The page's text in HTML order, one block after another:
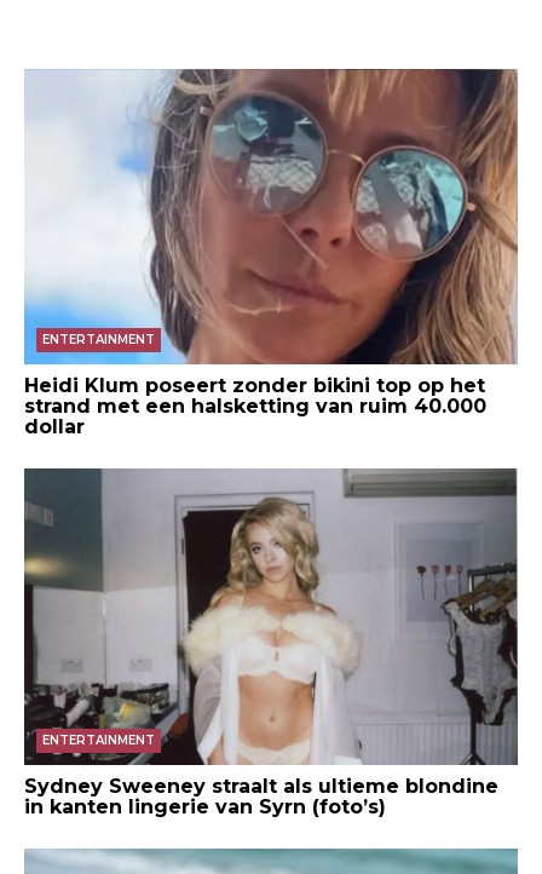
ENTERTAINMENT
Heidi Klum poseert zonder bikini top op het
strand met een halsketting van ruim 40.000
dollar
ENTERTAINMENT
Sydney Sweeney straalt als ultieme blondine
in kanten lingerie van Syrn (foto’s)